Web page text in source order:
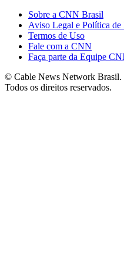
Sobre a CNN Brasil
Aviso Legal e Política de
Termos de Uso
Fale com a CNN
Faça parte da Equipe
© Cable News Network
Todos os direitos reservados.